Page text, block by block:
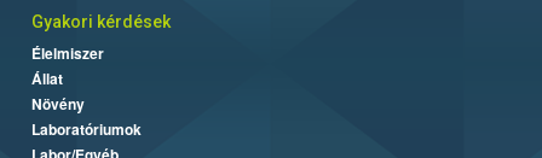
Gyakori kérdések
Élelmiszer
Állat
Növény
Laboratóriumok